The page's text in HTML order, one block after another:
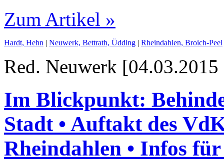
Zum Artikel »
Hardt, Hehn | Neuwerk, Bettrath, Üdding | Rheindahlen, Broich-Peel
Red. Neuwerk
Im Blickpunkt:
Stadt • Auftakt des
Rheindahlen • Infos